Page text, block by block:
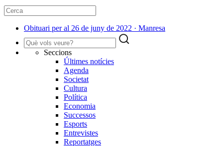
Obituari per al 26 de juny de 2022 · Manresa
Seccions
Últimes notícies
Agenda
Societat
Cultura
Política
Economia
Successos
Esports
Entrevistes
Reportatges